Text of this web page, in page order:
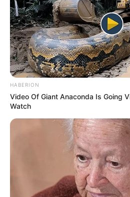
HABERION
Video Of Giant Anaconda Is Going
Watch